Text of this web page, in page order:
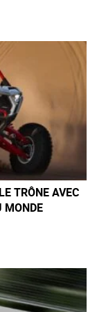
TRÔNE AVEC
MONDE